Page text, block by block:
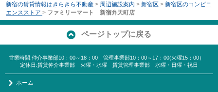
新宿の賃貸情報はきらきら不動産 > 周辺施設案内 > 新宿区 > 新宿区のコンビニ
エンスストア > ファミリーマート 新宿弁天町店
ページトップに戻る
営業時間:仲介事業部10：00～18：00 管理事業部10：00～17：00(火曜15：00）
定休日:賃貸仲介事業部 火曜・水曜 賃貸管理事業部 水曜・日曜・祝日
ホーム